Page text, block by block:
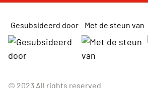
Gesubsideerd door Met de steun van
© 2023 All rights reserved